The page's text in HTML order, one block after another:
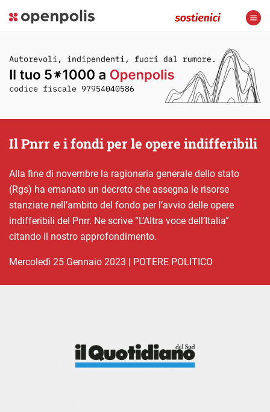
Il Pnrr e i fondi per le opere indifferibili
Alla fine di novembre la ragioneria generale dello stato
(Rgs) ha emanato un decreto che assegna le risorse
stanziate nell’ambito del fondo per l’avvio delle opere
indifferibili del Pnrr. Ne scrive “L’Altra voce dell’Italia”
citando il nostro approfondimento.
mercoledì 25 Gennaio 2023 | POTERE POLITICO